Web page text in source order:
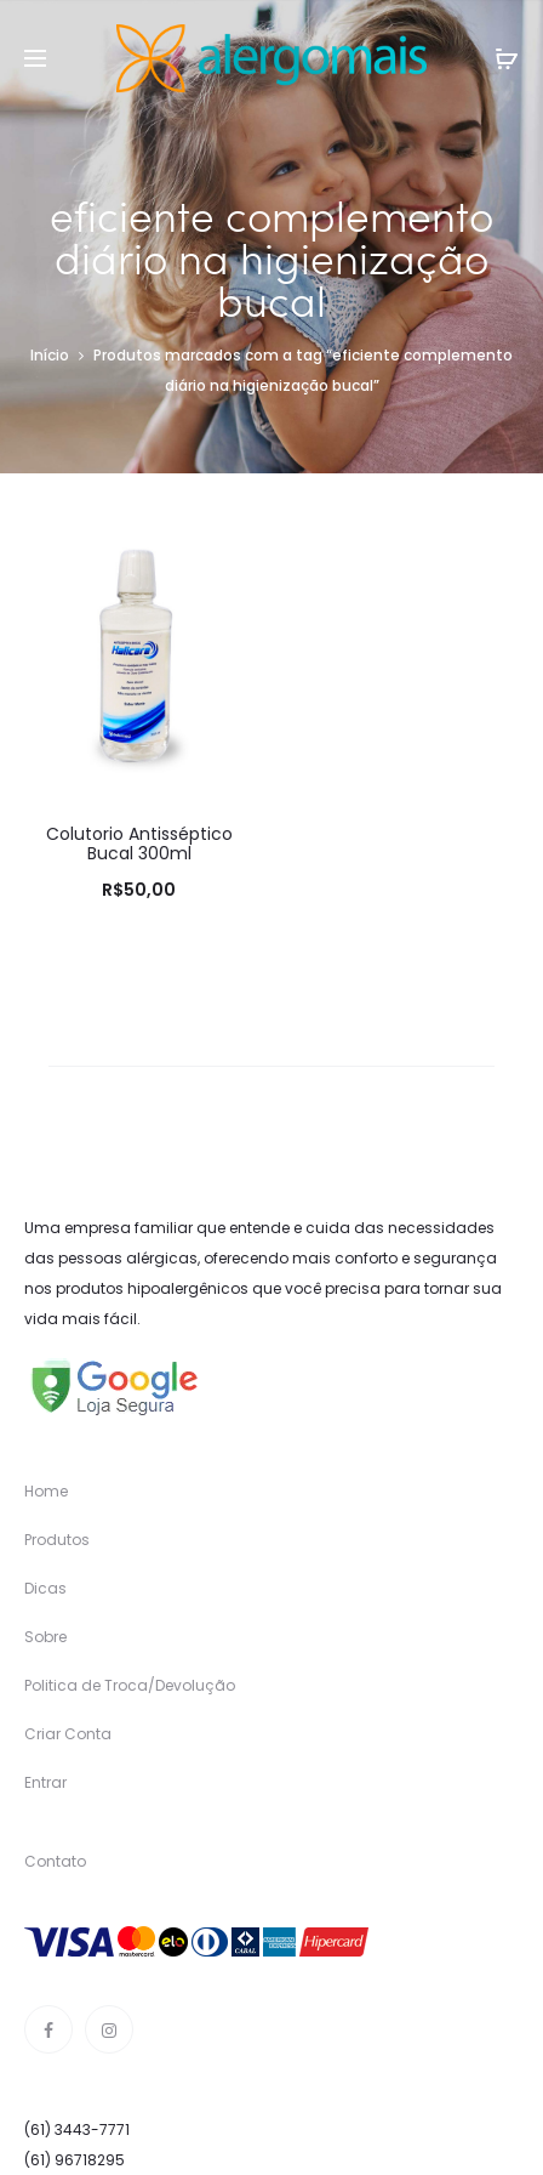
eficiente complemento
diário na higienização
bucal
Início
Produtos marcados com a tag “eficiente complemento
diário na higienização bucal”
Colutorio Antisséptico
Bucal 300ml
R$50,00
Uma empresa familiar que entende e cuida das necessidades
das pessoas alérgicas, oferecendo mais conforto e segurança
nos produtos hipoalergênicos que você precisa para tornar sua
vida mais fácil.
Home
Produtos
Dicas
Sobre
Politica de Troca/Devolução
Criar Conta
Entrar
Contato
(61) 3443-7771
(61) 96718295